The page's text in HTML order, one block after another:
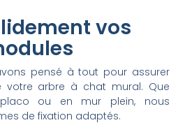
vos
pensé à tout pour assurer
votre arbre à chat mural. Que
ou en mur plein, nous
de fixation adaptés.